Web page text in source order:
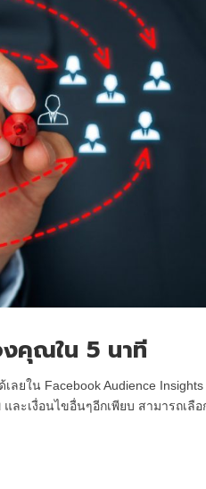
คุณใน 5 นาที
ยใน Facebook Audience Insights
ละเงื่อนไขอื่นๆอีกเพียบ สามารถเลือ